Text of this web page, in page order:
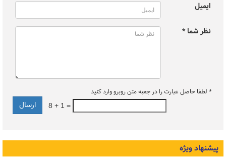
ایمیل
نظر شما *
* لطفا حاصل عبارت را در جعبه متن روبرو وارد کنید
8 + 1 =
پیشنهاد ویژه